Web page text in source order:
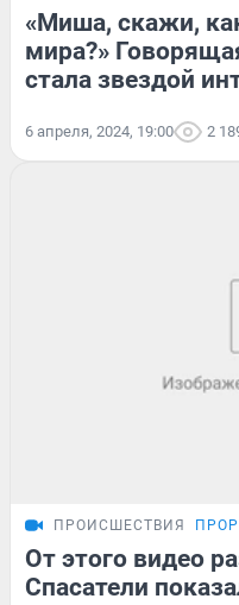
«Миша, скажи,
мира?»
стала звездой
6 апреля, 2024, 19:00 2
ПРОИСШЕСТВИЯ
От этого видео
Спасатели